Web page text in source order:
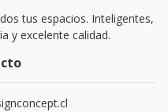
tus espacios. Inteligentes,
y excelente calidad.